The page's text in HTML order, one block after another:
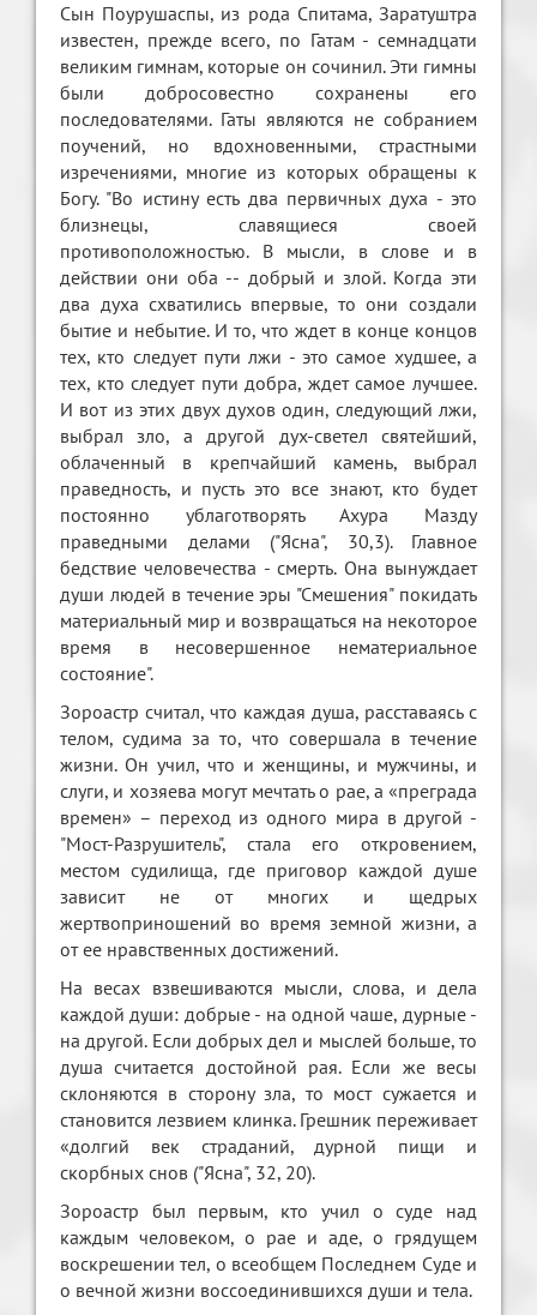
Сын Поурушаспы, из рода Спитама, Заратуштра
известен, прежде всего, по Гатам - семнадцати
великим гимнам, которые он сочинил. Эти гимны
были добросовестно сохранены его
последователями. Гаты являются не собранием
поучений, но вдохновенными, страстными
изречениями, многие из которых обращены к
Богу. "Во истину есть два первичных духа - это
близнецы, славящиеся своей
противоположностью. В мысли, в слове и в
действии они оба -- добрый и злой. Когда эти
два духа схватились впервые, то они создали
бытие и небытие. И то, что ждет в конце концов
тех, кто следует пути лжи - это самое худшее, а
тех, кто следует пути добра, ждет самое лучшее.
И вот из этих двух духов один, следующий лжи,
выбрал зло, а другой дух-светел святейший,
облаченный в крепчайший камень, выбрал
праведность, и пусть это все знают, кто будет
постоянно ублаготворять Ахура Мазду
праведными делами ("Ясна", 30,3). Главное
бедствие человечества - смерть. Она вынуждает
души людей в течение эры "Смешения" покидать
материальный мир и возвращаться на некоторое
время в несовершенное нематериальное
состояние".
Зороастр считал, что каждая душа, расставаясь с
телом, судима за то, что совершала в течение
жизни. Он учил, что и женщины, и мужчины, и
слуги, и хозяева могут мечтать о рае, а «преграда
времен» – переход из одного мира в другой -
"Мост-Разрушитель", стала его откровением,
местом судилища, где приговор каждой душе
зависит не от многих и щедрых
жертвоприношений во время земной жизни, а
от ее нравственных достижений.
На весах взвешиваются мысли, слова, и дела
каждой души: добрые - на одной чаше, дурные -
на другой. Если добрых дел и мыслей больше, то
душа считается достойной рая. Если же весы
склоняются в сторону зла, то мост сужается и
становится лезвием клинка. Грешник переживает
«долгий век страданий, дурной пищи и
скорбных снов ("Ясна", 32, 20).
Зороастр был первым, кто учил о суде над
каждым человеком, о рае и аде, о грядущем
воскрешении тел, о всеобщем Последнем Суде и
о вечной жизни воссоединившихся души и тела.